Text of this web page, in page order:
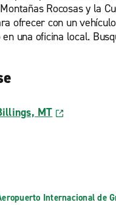
Rocosas y la
ofrecer con un
una oficina local.
MT
Internacional de